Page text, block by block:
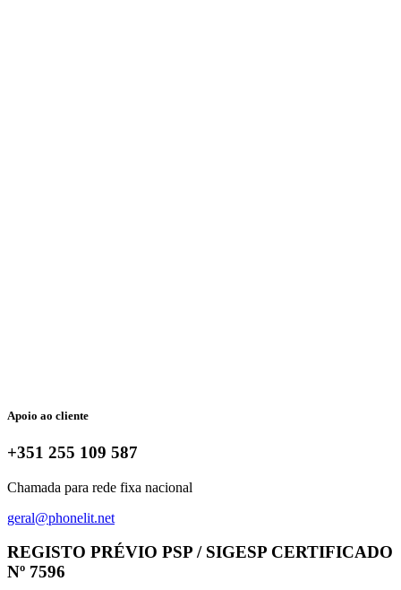
Apoio ao cliente
+351 255 109 587
Chamada para rede fixa nacional
geral@phonelit.net
REGISTO PRÉVIO PSP / SIGESP CERTIFICADO
Nº 7596